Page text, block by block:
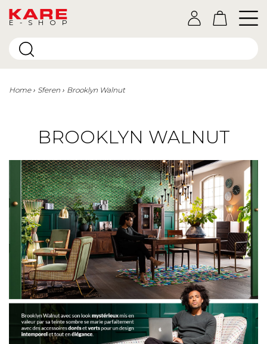
E-SHOP
Home Sferen Brooklyn Walnut
BROOKLYN WALNUT